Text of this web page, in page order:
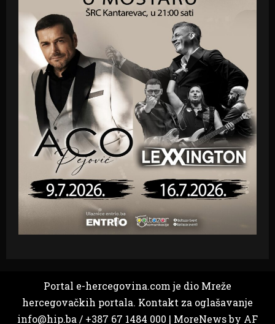
Portal e-hercegovina.com je dio Mreže
hercegovačkih portala. Kontakt za oglašavanje
info@hip.ba / +387 67 1484 000 | MoreNewsby AF